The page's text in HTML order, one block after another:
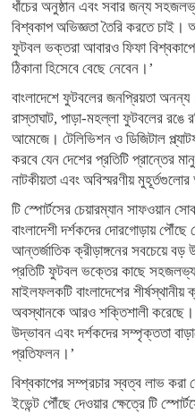
ধাঁচের অনুষ্ঠান এবং সবার জন্য
বিশ্বকাপ অভিজ্ঞতা তৈরি করতে চাই।
ফুটবল ভক্তরা আবারও ফিফা
ঠিকানা হিসেবে বেছে নেবেন।’
বাংলাদেশে ফুটবলের জনপ্রিয়তা
রাস্তাঘাট, পাড়া-মহল্লা ফুটবলের রঙে
আমেজে। টেলিভিশন ও ডিজিটাল
করবে যেন দেশের প্রতিটি প্রান্তের
নাটকীয়তা এবং অবিস্মরণীয় মুহূর্তগুলোর
টি স্পোর্টসের চেয়ারম্যান সাফওয়ান
বাংলাদেশী দর্শকদের দোরগোড়ায়
আন্তর্জাতিক ক্রীড়াঙ্গনের সবচেয়ে বড়
প্রতিটি ফুটবল ভক্তের কাছে
মাইলফলকটি বাংলাদেশের
অবস্থানকে আরও শক্তিশালী করেছে।
উদ্ভাবন এবং দর্শকদের সম্পৃক্ততা
প্রতিফলন।’
বিশ্বকাপের সম্প্রচার স্বত্ব লাভ
ইভেন্ট পৌঁছে দেওয়ার ক্ষেত্রে টি